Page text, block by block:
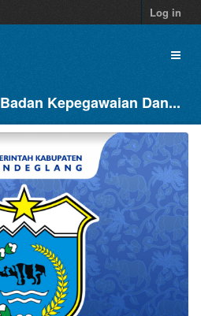
Log in
Badan Kepegawaian Dan...